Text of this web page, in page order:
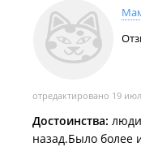
грунтовке. Мимо
автобусов на него
Если ехать на машине,
которую грейдируют
не следят), или к
машину. На дороге
особенно в жаркий
отредактировано 19
Достоинства:
назад.Было более